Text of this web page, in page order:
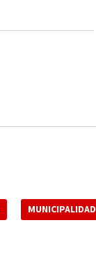
MUNICIPALIDAD